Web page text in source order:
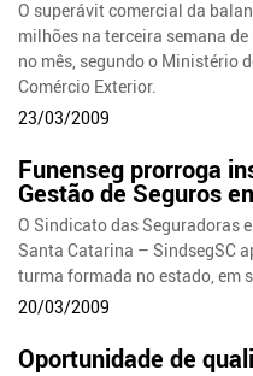
O superávit comercial da
milhões na terceira semana
no mês, segundo o Ministério
Comércio Exterior.
23/03/2009
Funenseg prorroga
Gestão de Seguros
O Sindicato das Seguradoras
Santa Catarina – SindsegSC
turma formada no estado, em
20/03/2009
Oportunidade de